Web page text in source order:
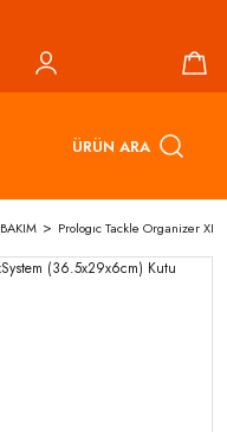
ÜRÜN ARA
Prologıc Tackle Organizer XL